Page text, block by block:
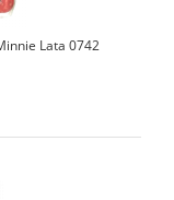
Lata 0742